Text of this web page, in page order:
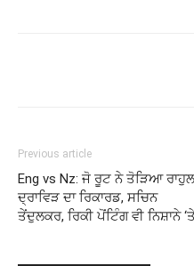
Previous article
Eng vs Nz: ਜੋ ਰੂਟ ਨੇ ਤੋੜਿਆ ਰਾਹੁਲ
ਦ੍ਰਾਵਿੜ ਦਾ ਰਿਕਾਰਡ, ਸਚਿਨ
ਤੇਂਦੁਲਕਰ, ਰਿਕੀ ਪੋਂਟਿੰਗ ਵੀ ਨਿਸ਼ਾਨੇ